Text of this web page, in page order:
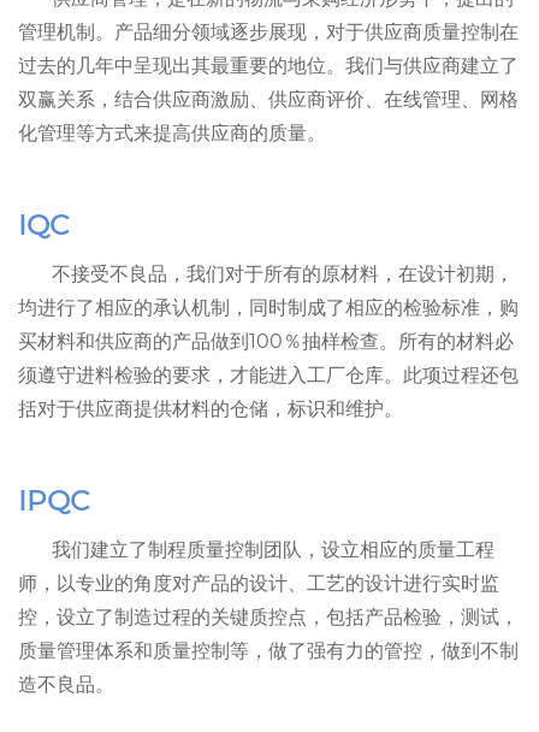
管理机制。产品细分领域逐步展现，对于供应商质量控制在
过去的几年中呈现出其最重要的地位。我们与供应商建立了
双赢关系，结合供应商激励、供应商评价、在线管理、网格
化管理等方式来提高供应商的质量。
IQC
不接受不良品，我们对于所有的原材料，在设计初期，
均进行了相应的承认机制，同时制成了相应的检验标准，购
买材料和供应商的产品做到100％抽样检查。所有的材料必
须遵守进料检验的要求，才能进入工厂仓库。此项过程还包
括对于供应商提供材料的仓储，标识和维护。
IPQC
我们建立了制程质量控制团队，设立相应的质量工程
师，以专业的角度对产品的设计、工艺的设计进行实时监
控，设立了制造过程的关键质控点，包括产品检验，测试，
质量管理体系和质量控制等，做了强有力的管控，做到不制
造不良品。